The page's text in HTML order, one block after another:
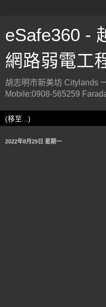
eSafe360 -
網路弱電工
胡志明市新美坊 Citylands
Mobile:0908-565259
2022年8月29日 星期一